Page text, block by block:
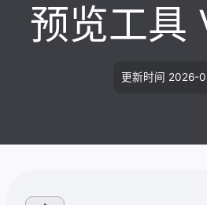
预览工具
更新时间 2026-